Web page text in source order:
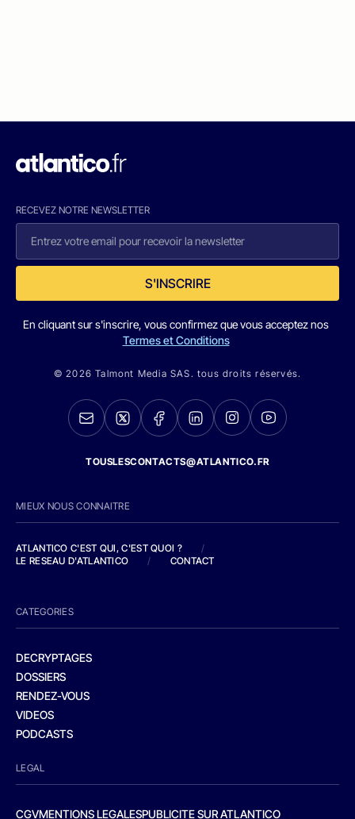
RECEVEZ NOTRE NEWSLETTER
S'INSCRIRE
En cliquant sur s'inscrire, vous confirmez que vous acceptez nos
Termes et Conditions
© 2026 Talmont Media SAS. tous droits réservés.
TOUSLESCONTACTS@ATLANTICO.FR
MIEUX NOUS CONNAITRE
ATLANTICO C'EST QUI, C'EST QUOI ?
/
LE RESEAU D'ATLANTICO
/ CONTACT
CATEGORIES
DECRYPTAGES
DOSSIERS
RENDEZ-VOUS
VIDEOS
PODCASTS
LEGAL
CGVMENTIONS LEGALESPUBLICITE SUR ATLANTICO